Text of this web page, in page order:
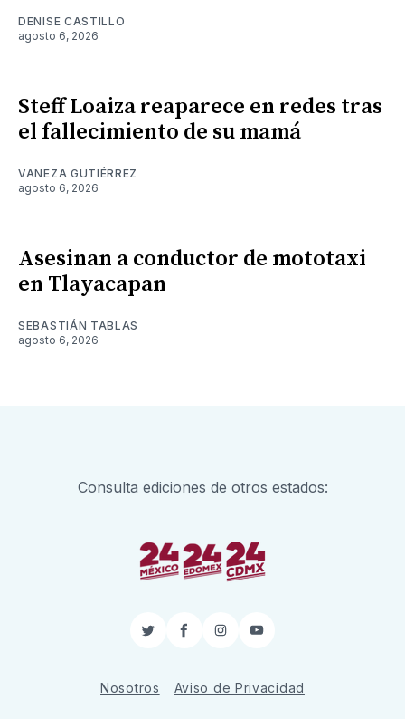
DENISE CASTILLO
agosto 6, 2026
Steff Loaiza reaparece en redes tras
el fallecimiento de su mamá
VANEZA GUTIÉRREZ
agosto 6, 2026
Asesinan a conductor de mototaxi
en Tlayacapan
SEBASTIÁN TABLAS
agosto 6, 2026
Consulta ediciones de otros estados:
TwitterFacebook
InstagramYouTube
Nosotros Aviso de Privacidad